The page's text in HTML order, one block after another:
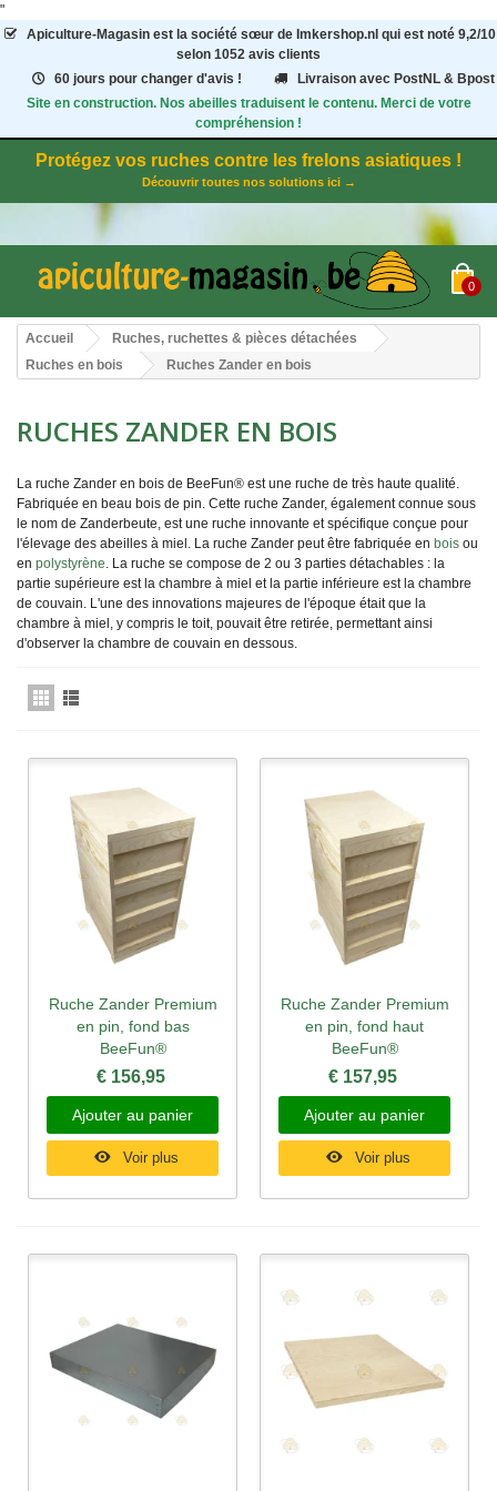
"
Apiculture-Magasinest la société sœur de Imkershop.nl qui est noté 9,2/10
selon 1052 avis clients
60 jours pour changer d'avis !
Livraison avec PostNL & Bpost
Site en construction. Nos abeilles traduisent le contenu. Merci de votre
compréhension !
Protégez vos ruches contre les frelons asiatiques !
Découvrir toutes nos solutions ici →
0
Accueil
Ruches, ruchettes & pièces détachées
Ruches en bois
Ruches Zander en bois
RUCHES ZANDER EN BOIS
La ruche Zander en bois de BeeFun® est une ruche de très haute qualité.
Fabriquée en beau bois de pin. Cette ruche Zander, également connue sous
le nom de Zanderbeute, est une ruche innovante et spécifique conçue pour
l'élevage des abeilles à miel. La ruche Zander peut être fabriquée en bois ou
en polystyrène. La ruche se compose de 2 ou 3 parties détachables : la
partie supérieure est la chambre à miel et la partie inférieure est la chambre
de couvain. L'une des innovations majeures de l'époque était que la
chambre à miel, y compris le toit, pouvait être retirée, permettant ainsi
d'observer la chambre de couvain en dessous.
Ruche Zander Premium
en pin, fond bas
BeeFun®
€ 156,95
Ajouter au panier
Voir plus
Ruche Zander Premium
en pin, fond haut
BeeFun®
€ 157,95
Ajouter au panier
Voir plus